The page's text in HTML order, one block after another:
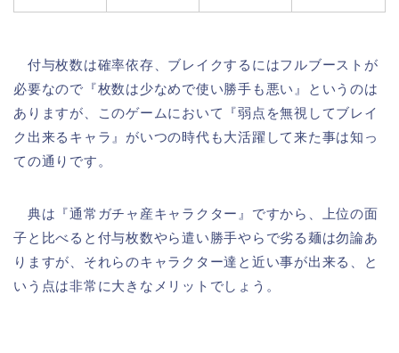
付与枚数は確率依存、ブレイクするにはフルブーストが
必要なので『枚数は少なめで使い勝手も悪い』というのは
ありますが、このゲームにおいて『弱点を無視してブレイ
ク出来るキャラ』がいつの時代も大活躍して来た事は知っ
ての通りです。
典は『通常ガチャ産キャラクター』ですから、上位の面
子と比べると付与枚数やら遣い勝手やらで劣る麺は勿論あ
りますが、それらのキャラクター達と近い事が出来る、と
いう点は非常に大きなメリットでしょう。